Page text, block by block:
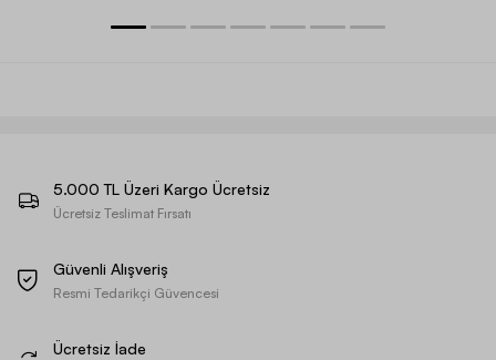
5.000 TL Üzeri Kargo Ücretsiz
Ücretsiz Teslimat Fırsatı
Güvenli Alışveriş
Resmi Tedarikçi Güvencesi
Ücretsiz İade